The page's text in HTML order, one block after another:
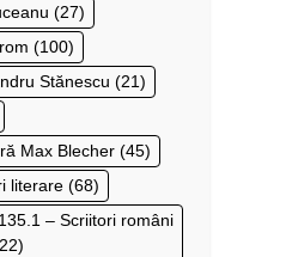
(27)
(100)
Stănescu (21)
Max Blecher (45)
literare (68)
– Scriitori români